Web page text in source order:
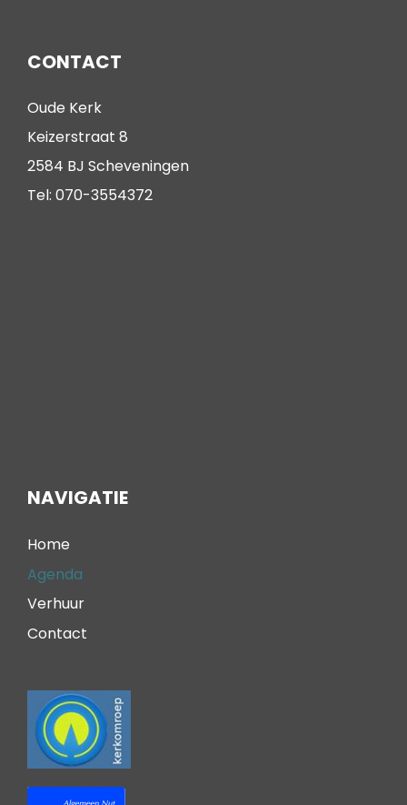
CONTACT
Oude Kerk
Keizerstraat 8
2584 BJ Scheveningen
Tel: 070-3554372
NAVIGATIE
Home
Agenda
Verhuur
Contact